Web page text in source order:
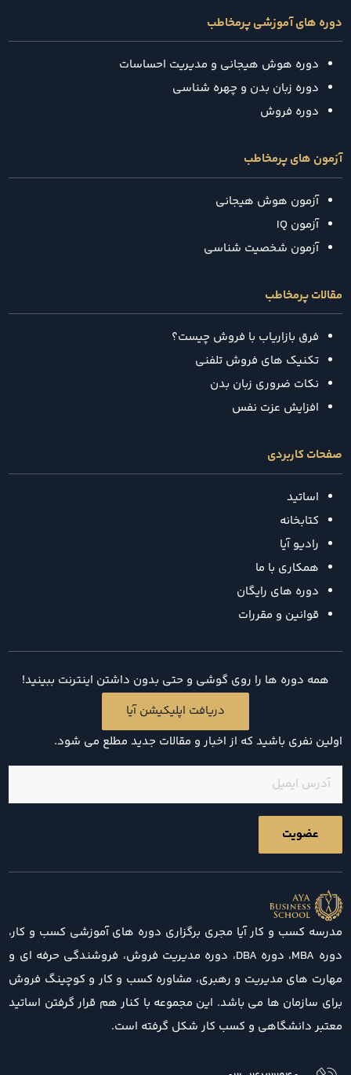
دوره های آموزشی پرمخاطب
دوره هوش هیجانی و مدیریت احساسات
دوره زبان بدن و چهره شناسی
دوره فروش
آزمون های پرمخاطب
آزمون هوش هیجانی
آزمون IQ
آزمون شخصیت شناسی
مقالات پرمخاطب
فرق بازاریاب با فروش چیست؟
تکنیک‌ های فروش تلفنی
نکات ضروری زبان بدن
افزایش عزت نفس
صفحات کاربردی
اساتید
کتابخانه
رادیو آیا
همکاری با ما
دوره های رایگان
قوانین و مقررات
همه دوره ها را روی گوشی و حتی بدون داشتن اینترنت ببینید!
دریافت اپلیکیشن آیا
اولین نفری باشید که از اخبار و مقالات جدید مطلع می شود.
ایمیل
(ضروری)
مدرسه کسب و کار آیا مجری برگزاری دوره های آموزشی کسب و کار،
دوره MBA، دوره DBA، دوره مدیریت فروش، فروشندگی حرفه ای و
مهارت های مدیریت و رهبری، مشاوره کسب و کار و کوچینگ فروش
برای سازمان ها می باشد. این مجموعه با کنار هم قرار گرفتن اساتید
معتبر دانشگاهی و کسب کار شکل گرفته است.